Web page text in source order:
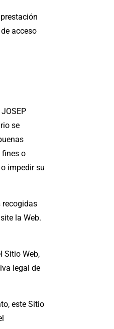
acceso
se
fines o
impedir su
recogidas
la Web.
Sitio Web,
legal de
este Sitio